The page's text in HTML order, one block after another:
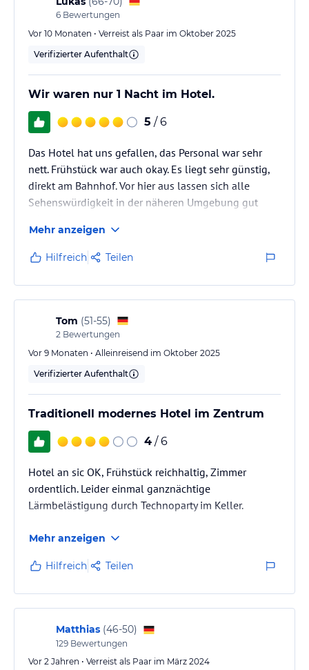
6 Bewertungen
Vor 10 Monaten • Verreist als Paar im Oktober 2025
Verifizierter Aufenthalt
Wir waren nur 1 Nacht im Hotel.
5 / 6
Das Hotel hat uns gefallen, das Personal war sehr
nett. Frühstück war auch okay. Es liegt sehr günstig,
direkt am Bahnhof. Vor hier aus lassen sich alle
Sehenswürdigkeit in der näheren Umgebung gut
Mehr anzeigen
Hilfreich Teilen
Tom (51-55)
2 Bewertungen
Vor 9 Monaten • Alleinreisend im Oktober 2025
Verifizierter Aufenthalt
Traditionell modernes Hotel im Zentrum
4 / 6
Hotel an sic OK, Frühstück reichhaltig, Zimmer
ordentlich. Leider einmal ganznächtige
Lärmbelästigung durch Technoparty im Keller.
Mehr anzeigen
Hilfreich Teilen
Matthias (46-50)
129 Bewertungen
Vor 2 Jahren • Verreist als Paar im März 2024